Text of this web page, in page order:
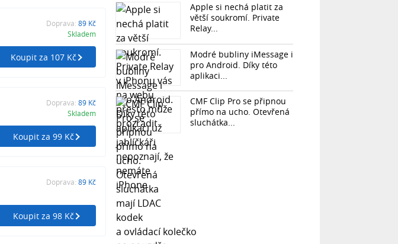
Doprava: 89 Kč
Skladem
Koupit za 107 Kč
Doprava: 89 Kč
Skladem
Koupit za 99 Kč
Doprava: 89 Kč
Koupit za 98 Kč
Apple si nechá platit za
větší soukromí. Private
Relay...
Modré bubliny iMessage i
pro Android. Díky této
aplikaci...
CMF Clip Pro se připnou
přímo na ucho. Otevřená
sluchátka...